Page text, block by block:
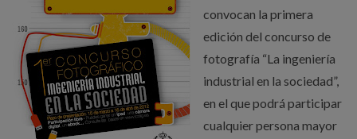
convocan la primera
edición del concurso de
fotografía “La ingeniería
industrial en la sociedad”,
en el que podrá participar
cualquier persona mayor